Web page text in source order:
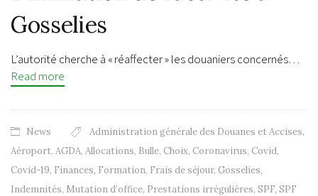
Gosselies
L’autorité cherche à « réaffecter » les douaniers concernés…
Read more
News Administration générale des Douanes et Accises,
Aéroport, AGDA, Allocations, Bulle, Choix, Coronavirus, Covid,
Covid-19, Finances, Formation, Frais de séjour, Gosselies,
Indemnités, Mutation d’office, Prestations irrégulières, SPF, SPF